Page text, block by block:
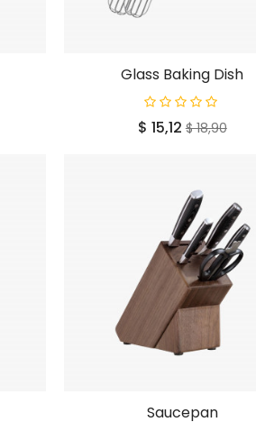
Glass Baking Dish
Prijs
$ 15,12Normale
$ 18,90
Saucepan